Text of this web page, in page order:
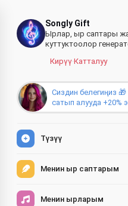
Songly Gift
Ырлар, ыр саптары
куттуктоолор
Кирүү·Катталуу
Сиздин белегиңиз 🎁
сатып алууда +20%
Түзүү
Менин ыр саптарым
Менин ырларым